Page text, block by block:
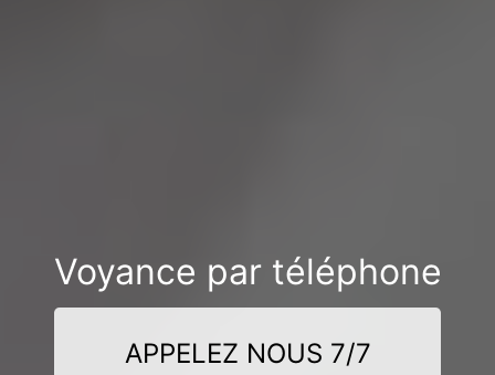
Voyance par téléphone
APPELEZ NOUS 7/7